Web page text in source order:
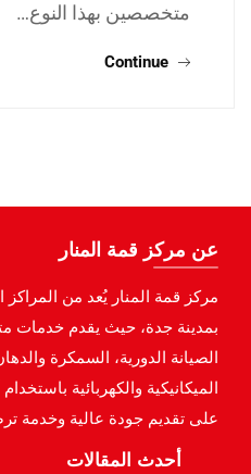
متخصصين بهذا النوع…
Continue
عن مركز قمة المنار
مركز قمة المنار يُعد من المراكز
بمدينة جدة، حيث يقدم خدمات
الصيانة الدورية، السمكرة
الميكانيكية والكهربائية
على تقديم جودة عالية وخدمة
أحدث المقالات